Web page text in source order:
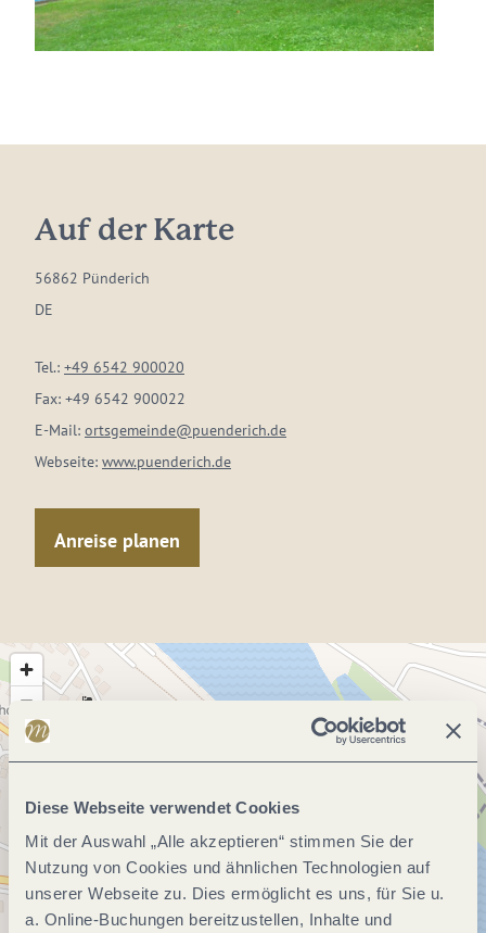
Diese Webseite verwendet Cookies
Mit der Auswahl „Alle akzeptieren“ stimmen Sie der
Nutzung von Cookies und ähnlichen Technologien auf
unserer Webseite zu. Dies ermöglicht es uns, für Sie u.
a. Online-Buchungen bereitzustellen, Inhalte und
Auf der Karte
56862 Pünderich
DE
Tel.: +49 6542 900020
Fax: +49 6542 900022
E-Mail: ortsgemeinde@puenderich.de
Webseite: www.puenderich.de
Anreise planen